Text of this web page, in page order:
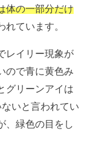
体の一部分だけ
れています。
レイリー現象が
ので青に黄色み
グリーンアイは
いと言われてい
、緑色の目をし